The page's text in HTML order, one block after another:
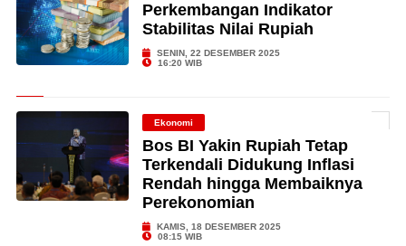
Perkembangan Indikator
Stabilitas Nilai Rupiah
SENIN, 22 DESEMBER 2025
16:20 WIB
Ekonomi
Bos BI Yakin Rupiah Tetap
Terkendali Didukung Inflasi
Rendah hingga Membaiknya
Perekonomian
KAMIS, 18 DESEMBER 2025
08:15 WIB